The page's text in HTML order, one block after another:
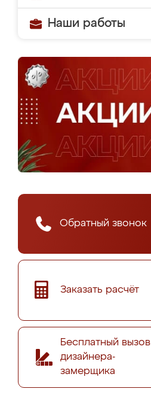
Наши работы
Обратный звонок
Заказать расчёт
Бесплатный вызов
дизайнера-
замерщика